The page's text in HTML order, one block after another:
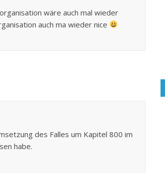
wäre auch mal wieder
auch ma wieder nice
des Falles um Kapitel 800 im
habe.